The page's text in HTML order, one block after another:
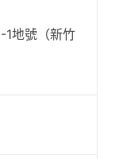
地號（新竹